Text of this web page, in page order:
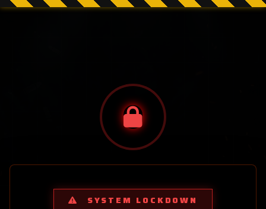
SYSTEM LOCKDOWN